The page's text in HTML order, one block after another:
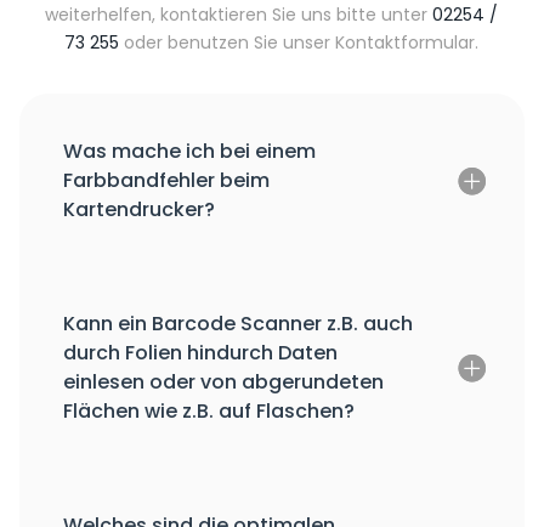
weiterhelfen, kontaktieren Sie uns bitte unter02254 /
73 255 oder benutzen Sie unser Kontaktformular.
Was mache ich bei einem
Farbbandfehler beim
Kartendrucker?
Kann ein Barcode Scanner z.B. auch
durch Folien hindurch Daten
einlesen oder von abgerundeten
Flächen wie z.B. auf Flaschen?